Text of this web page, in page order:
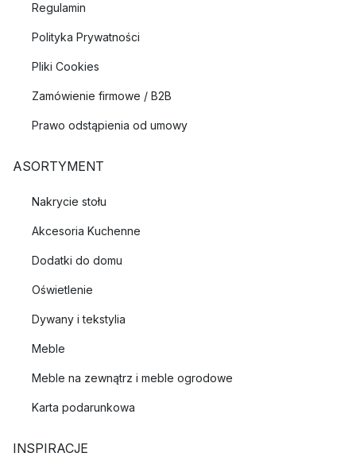
Regulamin
Polityka Prywatności
Pliki Cookies
Zamówienie firmowe / B2B
Prawo odstąpienia od umowy
ASORTYMENT
Nakrycie stołu
Akcesoria Kuchenne
Dodatki do domu
Oświetlenie
Dywany i tekstylia
Meble
Meble na zewnątrz i meble ogrodowe
Karta podarunkowa
INSPIRACJE